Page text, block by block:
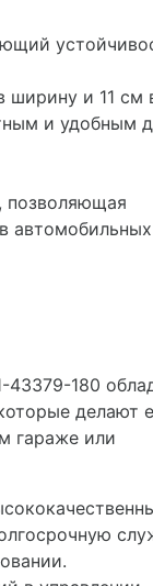
ширину и 11 см
и удобным
позволяющая
автомобильных
43379-180
делают
гараже или